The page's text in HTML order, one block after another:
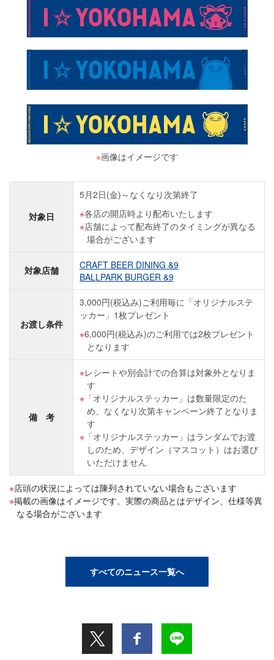
※画像はイメージです
対象日
5月2日(金)～なくなり次第終了
各店の開店時より配布いたします
店舗によって配布終了のタイミングが異なる
場合がございます
対象店舗
CRAFT BEER DINING &9
BALLPARK BURGER &9
お渡し条件
3,000円(税込み)ご利用毎に「オリジナルステ
ッカー」1枚プレゼント
6,000円(税込み)のご利用では2枚プレゼント
となります
備 考
レシートや別会計での合算は対象外となりま
す
「オリジナルステッカー」は数量限定のた
め、なくなり次第キャンペーン終了となりま
す
「オリジナルステッカー」はランダムでお渡
しのため、デザイン（マスコット）はお選び
いただけません
店頭の状況によっては陳列されていない場合もございます
掲載の画像はイメージです。実際の商品とはデザイン、仕様等異
なる場合がございます
すべてのニュース一覧へ